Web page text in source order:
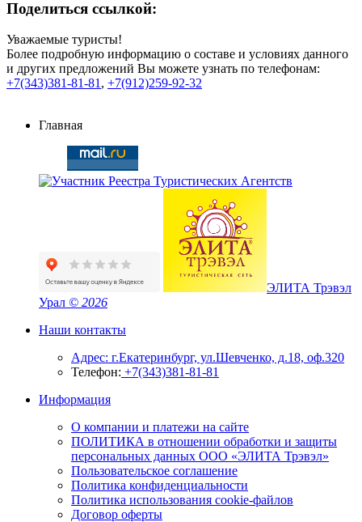
Поделиться ссылкой:
Уважаемые туристы!
Более подробную информацию о составе и условиях данного
и других предложений Вы можете узнать по телефонам:
+7(343)381-81-81, +7(912)259-92-32
Главная
ЭЛИТА Трэвэл
Урал © 2026
Наши контакты
Адрес: г.Екатеринбург, ул.Шевченко, д.18, оф.320
Телефон: +7(343)381-81-81
Информация
О компании и платежи на сайте
ПОЛИТИКА в отношении обработки и защиты
персональных данных ООО «ЭЛИТА Трэвэл»
Пользовательское соглашение
Политика конфиденциальности
Политика использования cookie-файлов
Договор оферты